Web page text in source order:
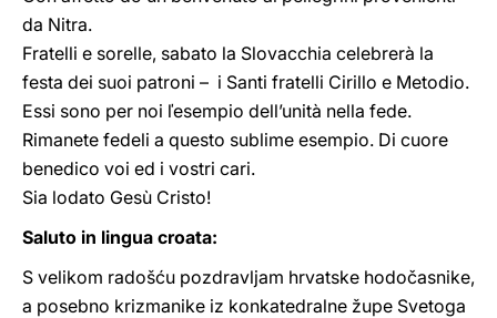
da Nitra.
Fratelli e sorelle, sabato la Slovacchia celebrerà la
festa dei suoi patroni – i Santi fratelli Cirillo e Metodio.
Essi sono per noi ľesempio dell’unità nella fede.
Rimanete fedeli a questo sublime esempio. Di cuore
benedico voi ed i vostri cari.
Sia lodato Gesù Cristo!
Saluto in lingua croata:
S velikom radošću pozdravljam hrvatske hodočasnike,
a posebno krizmanike iz konkatedralne župe Svetoga